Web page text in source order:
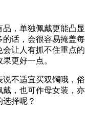
，单独佩戴更能凸显
话，会很容易掩盖每
让人有抓不住重点的
更好一点。
不适宜买双镯哦，俗
，也可作母女装，亦
择呢？